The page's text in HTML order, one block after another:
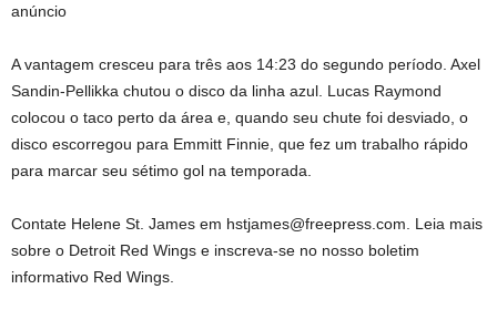
anúncio
A vantagem cresceu para três aos 14:23 do segundo período. Axel
Sandin-Pellikka chutou o disco da linha azul. Lucas Raymond
colocou o taco perto da área e, quando seu chute foi desviado, o
disco escorregou para Emmitt Finnie, que fez um trabalho rápido
para marcar seu sétimo gol na temporada.
Contate Helene St. James em hstjames@freepress.com. Leia mais
sobre o Detroit Red Wings e inscreva-se no nosso boletim
informativo Red Wings.